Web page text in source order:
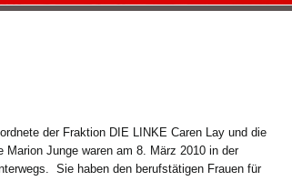
der Fraktion DIE LINKE Caren Lay und die
Marion Junge waren am 8. März 2010 in der
Sie haben den berufstätigen Frauen für